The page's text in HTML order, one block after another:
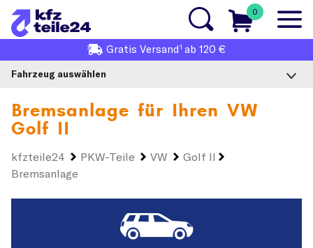
0
Gratis Versand1 ab 120 €
Fahrzeug auswählen
Bremsanlage für Ihren VW
Golf II
kfzteile24 PKW-Teile VW
Golf II
Bremsanlage